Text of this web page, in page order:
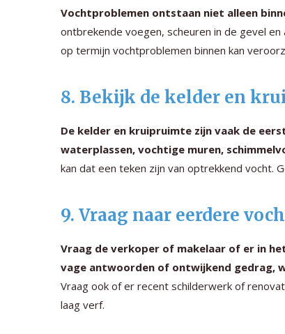
Vochtproblemen ontstaan niet alleen
ontbrekende voegen, scheuren in de gevel
op termijn vochtproblemen binnen kan
8. Bekijk de kelder en
De kelder en kruipruimte zijn vaak de
waterplassen, vochtige muren,
kan dat een teken zijn van optrekkend vocht.
9. Vraag naar eerdere
Vraag de verkoper of makelaar of er in
vage antwoorden of ontwijkend gedrag,
Vraag ook of er recent schilderwerk of
laag verf.